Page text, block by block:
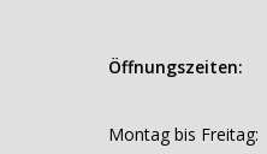
Öffnungszeiten:
Montag bis Freitag: